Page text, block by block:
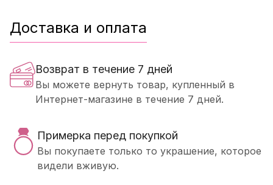
Доставка и оплата
Возврат в течение 7 дней
Вы можете вернуть товар, купленный в
Интернет-магазине в течение 7 дней.
Примерка перед покупкой
Вы покупаете только то украшение, которое
видели вживую.